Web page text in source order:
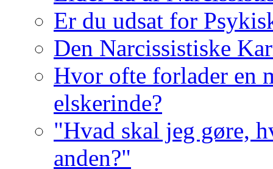
Er du udsat for
Den Narcissistiske
Hvor ofte forlader en
elskerinde?
"Hvad skal jeg gøre,
anden?"